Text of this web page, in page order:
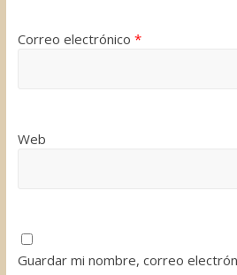
Correo electrónico *
Web
Guardar mi nombre, correo